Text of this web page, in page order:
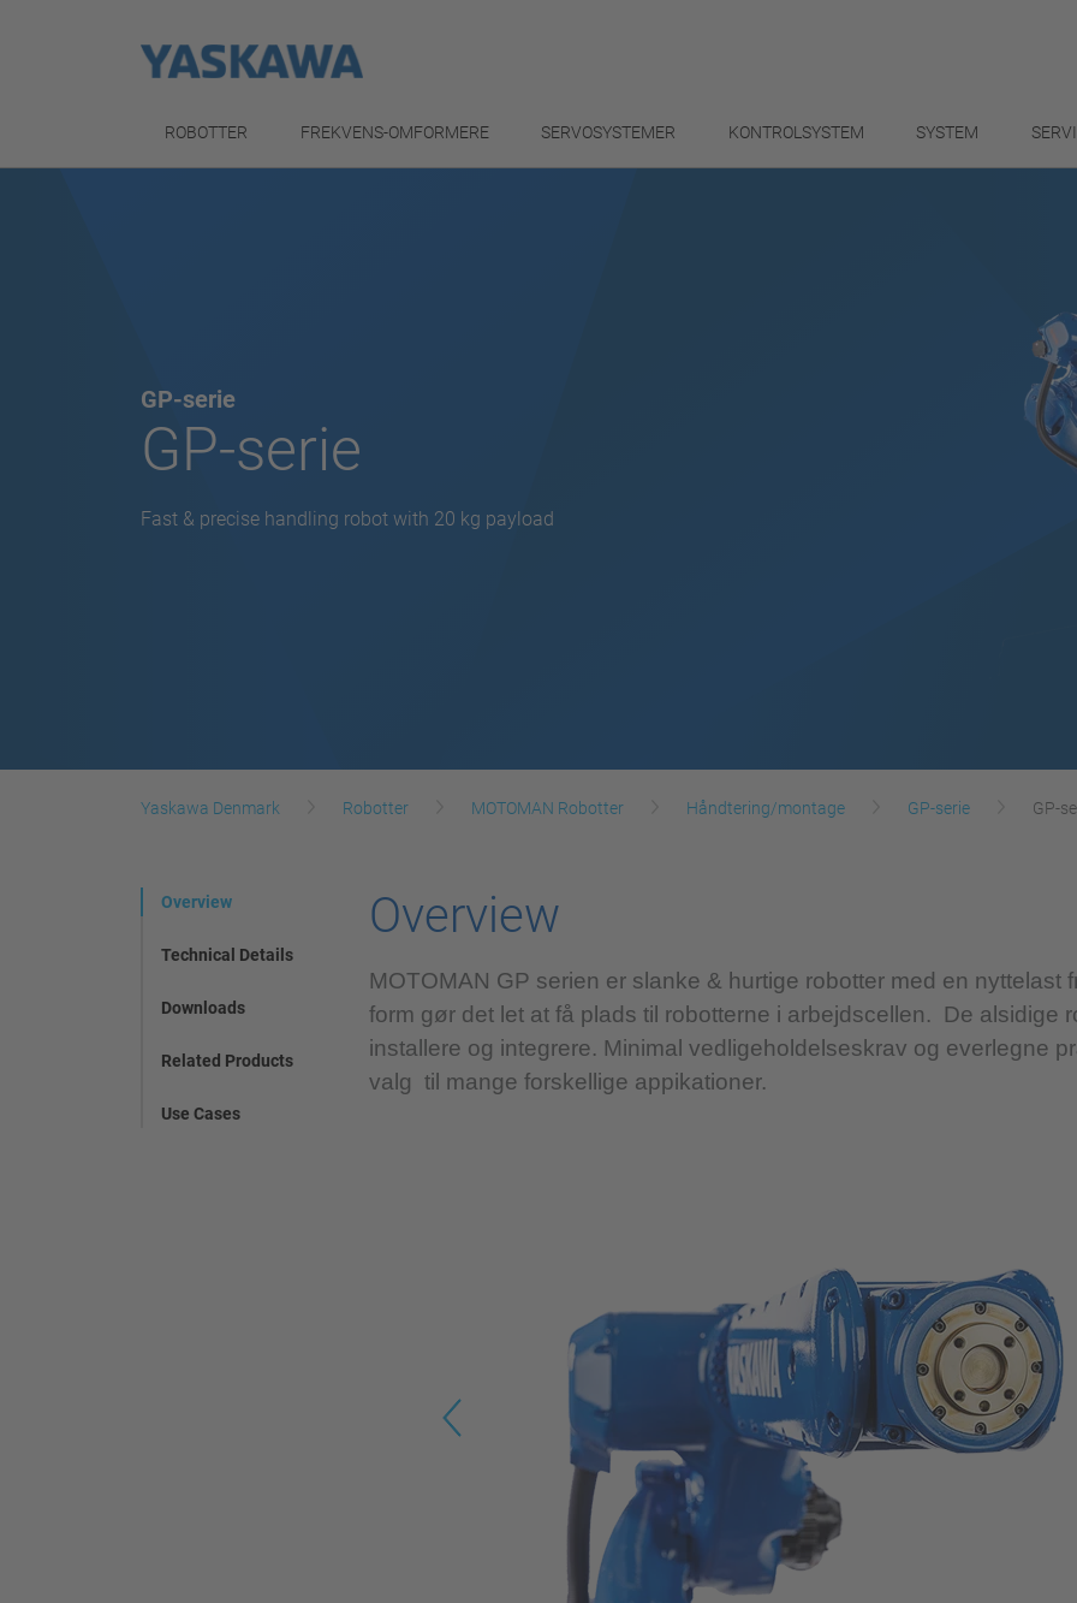
ROBOTTER FREKVENS-OMFORMERE SERVOSYSTEMER KONTROLSYSTEM SYSTEM
GP-serie
GP-serie
Fast & precise handling robot with 20 kg payload
Yaskawa Denmark Robotter MOTOMAN Robotter Håndtering/montage GP-serie GP-
Overview
Technical Details
Downloads
Related Products
Use Cases
Overview
MOTOMAN GP serien er slanke & hurtige robotter med en nyttelast
form gør det let at få plads til robotterne i arbejdscellen. De alsidige
installere og integrere. Minimal vedligeholdelseskrav og everlegne
valg til mange forskellige appikationer.
Previous